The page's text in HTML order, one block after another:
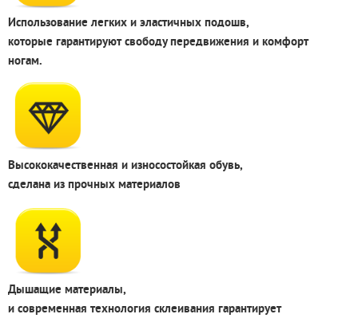
Использование легких и эластичных подошв,
которые гарантируют свободу передвижения и комфорт
ногам.
Высококачественная и износостойкая обувь,
сделана из прочных материалов
Дышащие материалы,
и современная технология склеивания гарантирует